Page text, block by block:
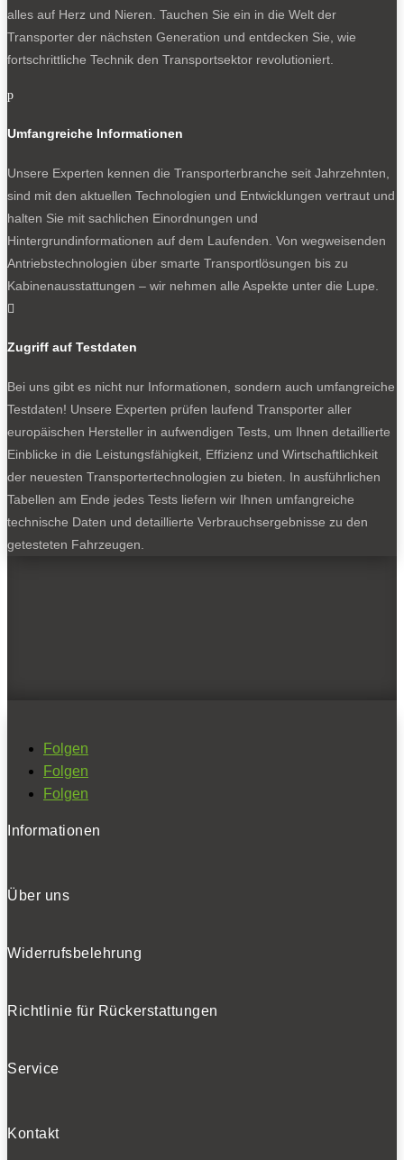
alles auf Herz und Nieren. Tauchen Sie ein in die Welt der
Transporter der nächsten Generation und entdecken Sie, wie
fortschrittliche Technik den Transportsektor revolutioniert.
p
Umfangreiche Informationen
Unsere Experten kennen die Transporterbranche seit Jahrzehnten,
sind mit den aktuellen Technologien und Entwicklungen vertraut und
halten Sie mit sachlichen Einordnungen und
Hintergrundinformationen auf dem Laufenden. Von wegweisenden
Antriebstechnologien über smarte Transportlösungen bis zu
Kabinenausstattungen – wir nehmen alle Aspekte unter die Lupe.

Zugriff auf Testdaten
Bei uns gibt es nicht nur Informationen, sondern auch umfangreiche
Testdaten! Unsere Experten prüfen laufend Transporter aller
europäischen Hersteller in aufwendigen Tests, um Ihnen detaillierte
Einblicke in die Leistungsfähigkeit, Effizienz und Wirtschaftlichkeit
der neuesten Transportertechnologien zu bieten. In ausführlichen
Tabellen am Ende jedes Tests liefern wir Ihnen umfangreiche
technische Daten und detaillierte Verbrauchsergebnisse zu den
getesteten Fahrzeugen.
Folgen
Folgen
Folgen
Informationen
Über uns
Widerrufsbelehrung
Richtlinie für Rückerstattungen
Service
Kontakt